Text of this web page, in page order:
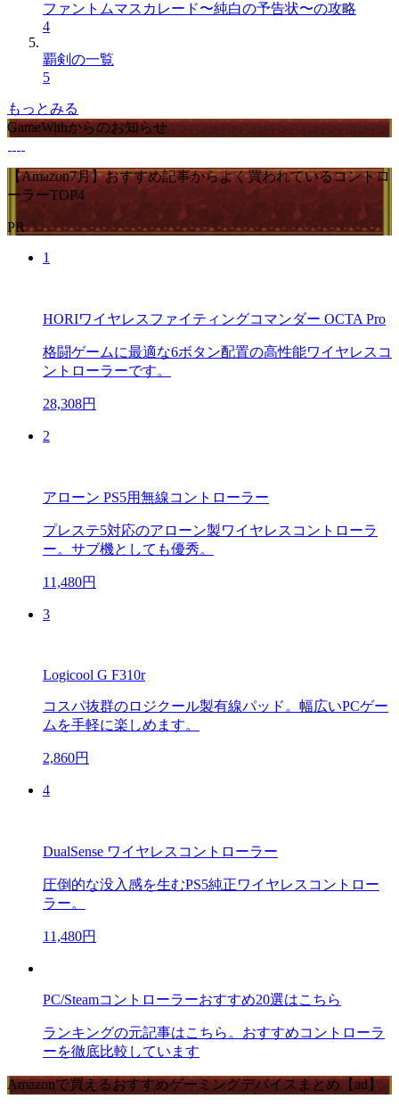
ファントムマスカレード〜純白の予告状〜の攻略
4
覇剣の一覧
5
もっとみる
GameWithからのお知らせ
【Amazon7月】おすすめ記事からよく買われているコントロ
ーラーTOP4
PR
1
HORIワイヤレスファイティングコマンダー OCTA Pro
格闘ゲームに最適な6ボタン配置の高性能ワイヤレスコ
ントローラーです。
28,308円
2
アローン PS5用無線コントローラー
プレステ5対応のアローン製ワイヤレスコントローラ
ー。サブ機としても優秀。
11,480円
3
Logicool G F310r
コスパ抜群のロジクール製有線パッド。幅広いPCゲー
ムを手軽に楽しめます。
2,860円
4
DualSense ワイヤレスコントローラー
圧倒的な没入感を生むPS5純正ワイヤレスコントロー
ラー。
11,480円
PC/Steamコントローラーおすすめ20選はこちら
ランキングの元記事はこちら。おすすめコントローラ
ーを徹底比較しています
Amazonで買えるおすすめゲーミングデバイスまとめ【ad】